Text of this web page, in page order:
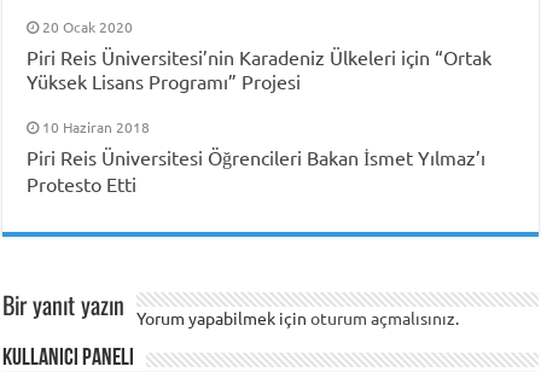
20 Ocak 2020
Piri Reis Üniversitesi’nin Karadeniz Ülkeleri için “Ortak
Yüksek Lisans Programı” Projesi
10 Haziran 2018
Piri Reis Üniversitesi Öğrencileri Bakan İsmet Yılmaz’ı
Protesto Etti
Bir yanıt yazın Yorum yapabilmek içinoturum açmalısınız.
Kullanıcı Paneli